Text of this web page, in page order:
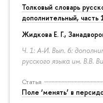
Толковый словарь
дополнительный, часть
Жидкова Е. Г.,
Ч. 1: А-И. Вып. 6:
русского языка им. В.В.
Статья
Поле ‘менять’ в